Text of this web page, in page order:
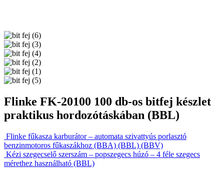
Flinke FK-20100 100 db-os bitfej készlet
praktikus hordozótáskában (BBL)
Flinke fűkasza karburátor – automata szivattyús porlasztó
benzinmotoros fűkaszákhoz (BBA) (BBL) (BBV)
Kézi szegecselő szerszám – popszegecs húzó – 4 féle szegecs
mérethez használható (BBL)